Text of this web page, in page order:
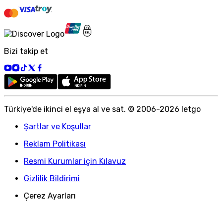
Bizi takip et
Türkiye'de ikinci el eşya al ve sat. © 2006-2026 letgo
Şartlar ve Koşullar
Reklam Politikası
Resmi Kurumlar için Kılavuz
Gizlilik Bildirimi
Çerez Ayarları